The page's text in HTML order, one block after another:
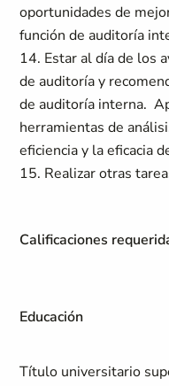
oportunidades de
función de auditoría
14. Estar al día de los
de auditoría y
de auditoría interna.
herramientas de
eficiencia y la eficacia
15. Realizar otras
Calificaciones
Educación
Título universitario